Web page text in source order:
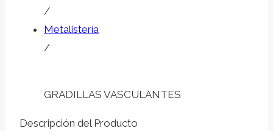
/
Metalistería
/
GRADILLAS VASCULANTES
Descripción del Producto